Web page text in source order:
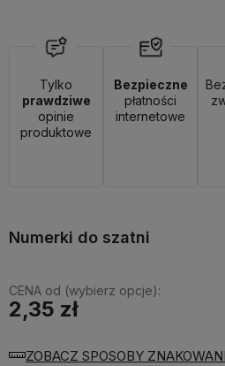
Tylko
prawdziwe
opinie
produktowe
Bezpieczne
płatności
internetowe
Numerki do szatni
CENA od (wybierz opcje):
2,35 zł
ZOBACZ SPOSOBY